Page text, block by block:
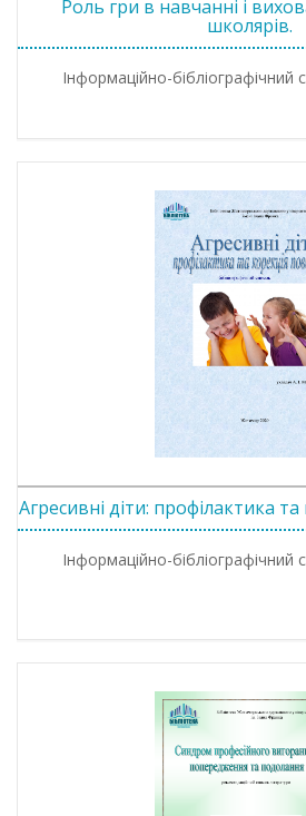
Роль гри в навчанні і
школярів.
Інформаційно-бібліографічний
Агресивні діти: профілактика
Інформаційно-бібліографічний